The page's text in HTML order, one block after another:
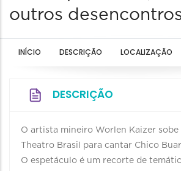
outros
INÍCIO DESCRIÇÃO LOCALIZAÇÃO
DESCRIÇÃO
O artista mineiro Worlen Kaizer sobe
Theatro Brasil para cantar Chico
O espetáculo é um recorte de